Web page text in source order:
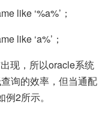
like ‘%a%’；
like ‘a%’；
现，所以oracle系统
询的效率，但当通配
2所示。